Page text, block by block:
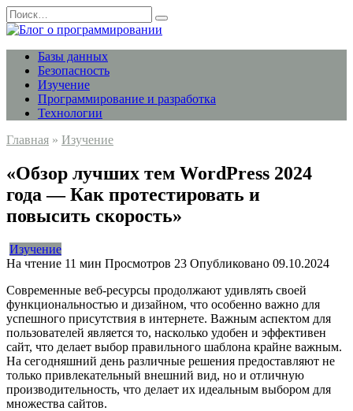
Перейти
к
содержанию
Search
for:
Базы данных
Безопасность
Изучение
Программирование и разработка
Технологии
Главная » Изучение
«Обзор лучших тем WordPress 2024
года — Как протестировать и
повысить скорость»
Изучение
На чтение 11 мин Просмотров 23 Опубликовано 09.10.2024
Современные веб-ресурсы продолжают удивлять своей
функциональностью и дизайном, что особенно важно для
успешного присутствия в интернете. Важным аспектом для
пользователей является то, насколько удобен и эффективен
сайт, что делает выбор правильного шаблона крайне важным.
На сегодняшний день различные решения предоставляют не
только привлекательный внешний вид, но и отличную
производительность, что делает их идеальным выбором для
множества сайтов.